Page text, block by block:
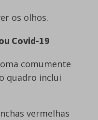
os olhos.
Covid-19
comumente
quadro inclui
vermelhas